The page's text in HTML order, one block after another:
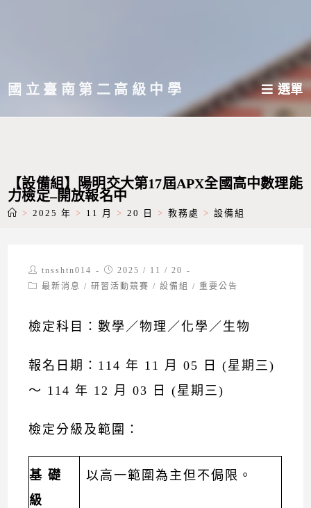
主國立臺南第二高級中學 選單
【設備組】陽明交大第17屆APX全國高中數理能
力檢定–開放報名中
> 2025 年 > 11 月 > 20 日 > 教務處 > 設備組
Post
author:
tnsshtn014
Post
published:
2025 / 11 / 20
Post最新消息 / 研習活動競賽 / 設備組 / 重要公告
檢定科目：數學／物理／化學／生物
報名日期：114 年 11 月 05 日 (星期三)
〜 114 年 12 月 03 日 (星期三)
檢定分級及範圍：
基 礎
級
以高一範圍為主但不侷限。